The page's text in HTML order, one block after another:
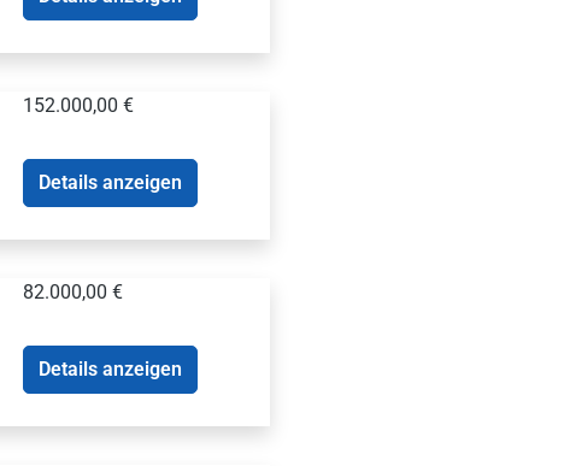
152.000,00 €
Details anzeigen
82.000,00 €
Details anzeigen